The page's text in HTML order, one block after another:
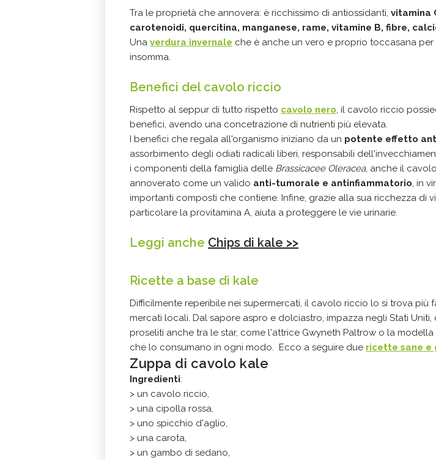
Tra le proprietà che annovera: è ricchissimo di antiossidanti, vitamina
carotenoidi, quercitina, manganese, rame, vitamine B, fibre,
Una verdura invernale che è anche un vero e proprio toccasana per
insomma.
Benefici del cavolo riccio
Rispetto al seppur di tutto rispetto cavolo nero, il cavolo riccio
benefici, avendo una concetrazione di nutrienti più elevata.
I benefici che regala all'organismo iniziano da un potente effetto
assorbimento degli odiati radicali liberi, responsabili
i componenti della famiglia delle Brassicacee Oleracea, anche il
annoverato come un valido anti-tumorale e antinfiammatorio, in
importanti composti che contiene. Infine, grazie alla sua ricchezza di
particolare la provitamina A, aiuta a proteggere le vie urinarie.
Leggi anche Chips di kale >>
Ricette a base di kale
Difficilmente reperibile nei supermercati, il cavolo riccio lo si trova più
mercati locali. Dal sapore aspro e dolciastro, impazza negli Stati Uniti,
proseliti anche tra le star, come l'attrice Gwyneth Paltrow o la modella
che lo consumano in ogni modo. Ecco a seguire due ricette sane e
Zuppa di cavolo kale
Ingredienti:
> un cavolo riccio,
> una cipolla rossa,
> uno spicchio d'aglio,
> una carota,
> un gambo di sedano,